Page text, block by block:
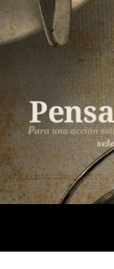
Saltar
al
contenido